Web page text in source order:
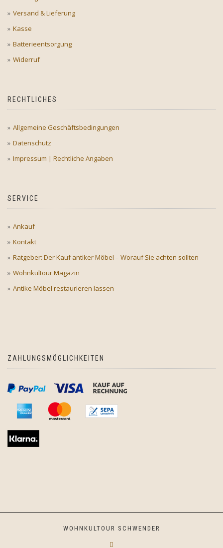
Versand & Lieferung
Kasse
Batterieentsorgung
Widerruf
RECHTLICHES
Allgemeine Geschäftsbedingungen
Datenschutz
Impressum | Rechtliche Angaben
SERVICE
Ankauf
Kontakt
Ratgeber: Der Kauf antiker Möbel – Worauf Sie achten sollten
Wohnkultour Magazin
Antike Möbel restaurieren lassen
ZAHLUNGSMÖGLICHKEITEN
WOHNKULTOUR SCHWENDER